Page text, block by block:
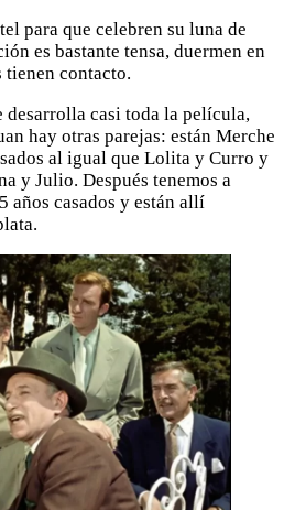
para que celebren su luna de
es bastante tensa, duermen en
tienen contacto.
desarrolla casi toda la película,
hay otras parejas: están Merche
al igual que Lolita y Curro y
y Julio. Después tenemos a
años casados y están allí